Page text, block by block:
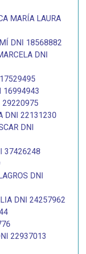
MARÍA LAURA
DNI 18568882
DNI
16994943
29220975
DNI 22131230
DNI
37426248
DNI
DNI 24257962
22937013